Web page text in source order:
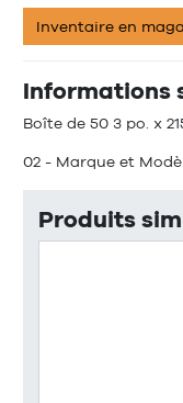
Inventaire en
Informations
Boîte de 50 3 po. x
02 - Marque et
Produits